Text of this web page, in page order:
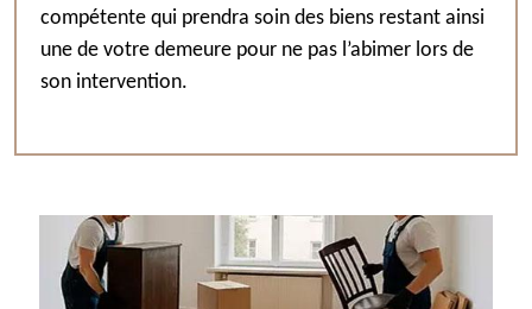
compétente qui prendra soin des biens restant ainsi
une de votre demeure pour ne pas l’abimer lors de
son intervention.